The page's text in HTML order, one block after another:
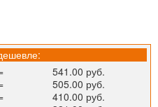
541.00 руб.
505.00 руб.
410.00 руб.